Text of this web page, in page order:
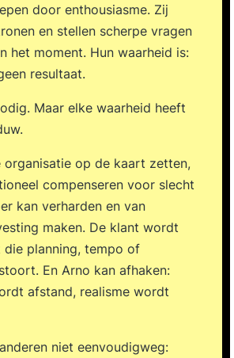
door enthousiasme. Zij
en stellen scherpe vragen
het moment. Hun waarheid is:
resultaat.
Maar elke waarheid heeft
organisatie op de kaart zetten,
compenseren voor slecht
kan verharden en van
maken. De klant wordt
planning, tempo of
En Arno kan afhaken:
afstand, realisme wordt
niet eenvoudigweg: